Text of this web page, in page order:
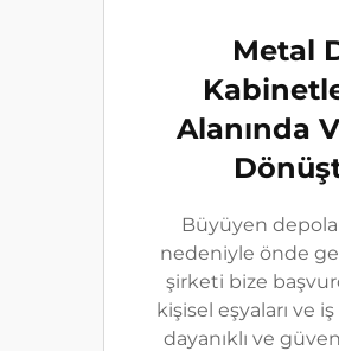
Metal
Alanında
Büyüyen
nedeniyle önde
şirketi bize
kişisel eşyaları ve
dayanıklı ve